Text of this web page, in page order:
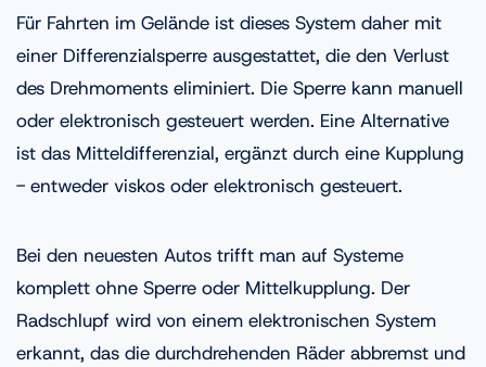
Für Fahrten im Gelände ist dieses System daher mit
einer Differenzialsperre ausgestattet, die den Verlust
des Drehmoments eliminiert. Die Sperre kann manuell
oder elektronisch gesteuert werden. Eine Alternative
ist das Mitteldifferenzial, ergänzt durch eine Kupplung
- entweder viskos oder elektronisch gesteuert.
Bei den neuesten Autos trifft man auf Systeme
komplett ohne Sperre oder Mittelkupplung. Der
Radschlupf wird von einem elektronischen System
erkannt, das die durchdrehenden Räder abbremst und